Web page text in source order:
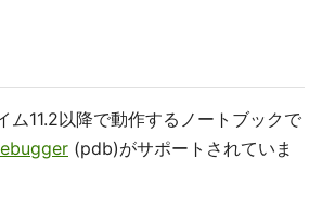
11.2以降で動作するノートブックで
(pdb)がサポートされていま